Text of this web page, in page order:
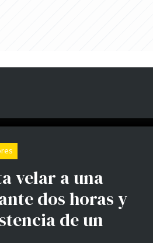
velar a una
dos horas y
de un